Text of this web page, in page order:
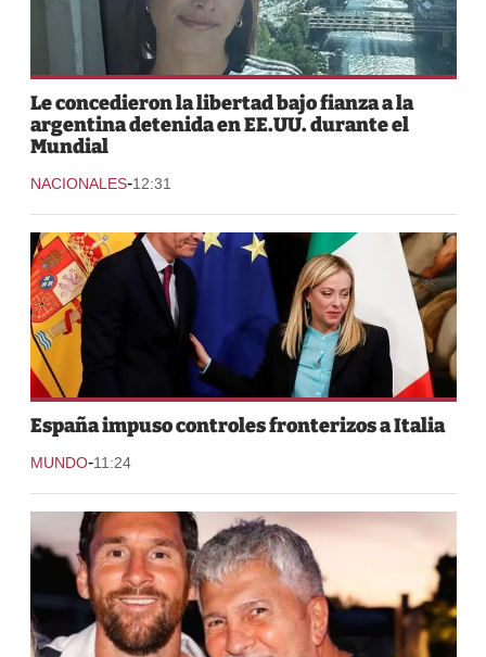
Le concedieron la libertad bajo fianza a la
argentina detenida en EE.UU. durante el
Mundial
NACIONALES-12:31
España impuso controles fronterizos a Italia
MUNDO-11:24